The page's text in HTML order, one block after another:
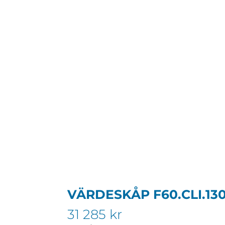
VÄRDESKÅP
31 285 kr